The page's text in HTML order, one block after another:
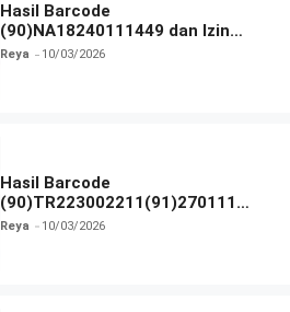
Hasil Barcode
(90)NA18240111449 dan Izin
BPOM
Reya 10/03/2026
Hasil Barcode
(90)TR223002211(91)270111
dan Izin BPOM
Reya 10/03/2026